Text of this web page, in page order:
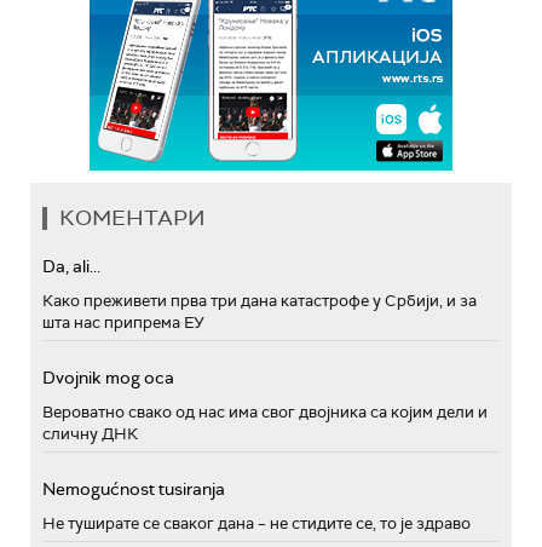
КОМЕНТАРИ
Da, ali...
Како преживети прва три дана катастрофе у Србији, и за
шта нас припрема ЕУ
Dvojnik mog oca
Вероватно свако од нас има свог двојника са којим дели и
сличну ДНК
Nemogućnost tusiranja
Не туширате се сваког дана – не стидите се, то је здраво